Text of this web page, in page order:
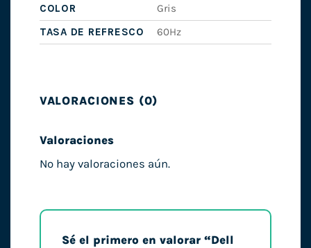
COLOR
Gris
TASA DE REFRESCO
60Hz
VALORACIONES (0)
Valoraciones
No hay valoraciones aún.
Sé el primero en valorar “Dell